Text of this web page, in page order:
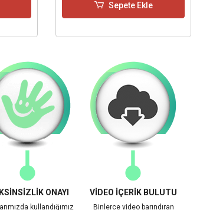
Sepete Ekle
ONAYI
kullandığımız
VİDEO İÇERİK BULUTU
Binlerce video barındıran